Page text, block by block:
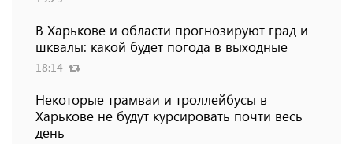
В Харькове и области прогнозируют град и
шквалы: какой будет погода в выходные
18:14
Некоторые трамваи и троллейбусы в
Харькове не будут курсировать почти весь
день